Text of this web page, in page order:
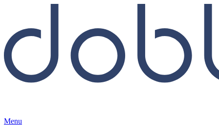
Menu